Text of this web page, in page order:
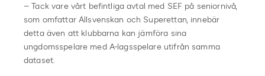
– Tack vare vårt befintliga avtal med SEF på seniornivå,
som omfattar Allsvenskan och Superettan, innebär
detta även att klubbarna kan jämföra sina
ungdomsspelare med A-lagsspelare utifrån samma
dataset.